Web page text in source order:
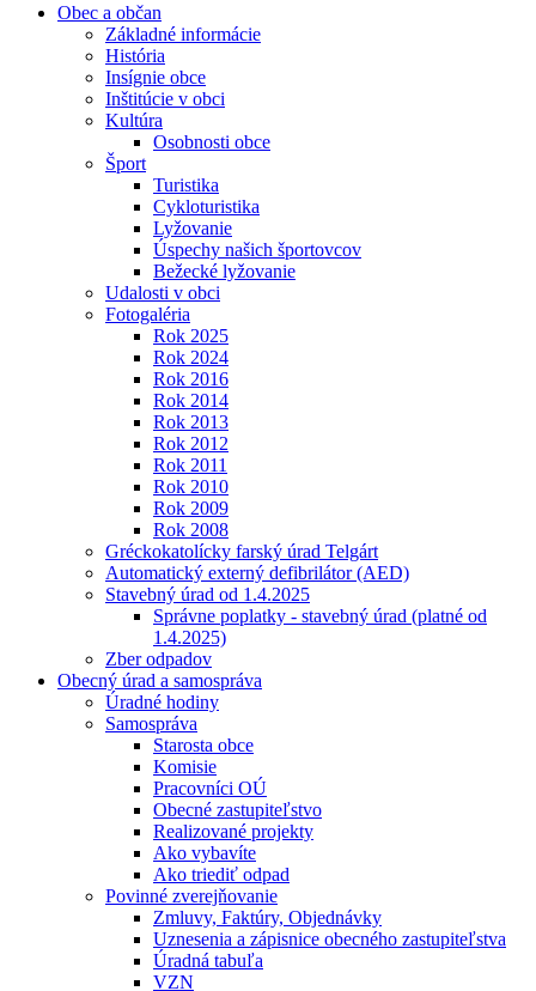
Obec a občan
Základné informácie
História
Insígnie obce
Inštitúcie v obci
Kultúra
Osobnosti obce
Šport
Turistika
Cykloturistika
Lyžovanie
Úspechy našich športovcov
Bežecké lyžovanie
Udalosti v obci
Fotogaléria
Rok 2025
Rok 2024
Rok 2016
Rok 2014
Rok 2013
Rok 2012
Rok 2011
Rok 2010
Rok 2009
Rok 2008
Gréckokatolícky farský úrad Telgárt
Automatický externý defibrilátor (AED)
Stavebný úrad od 1.4.2025
Správne poplatky - stavebný úrad (platné od
1.4.2025)
Zber odpadov
Obecný úrad a samospráva
Úradné hodiny
Samospráva
Starosta obce
Komisie
Pracovníci OÚ
Obecné zastupiteľstvo
Realizované projekty
Ako vybavíte
Ako triediť odpad
Povinné zverejňovanie
Zmluvy, Faktúry, Objednávky
Uznesenia a zápisnice obecného zastupiteľstva
Úradná tabuľa
VZN